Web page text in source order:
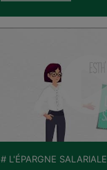
# L'ÉPARGNE SALARIALE